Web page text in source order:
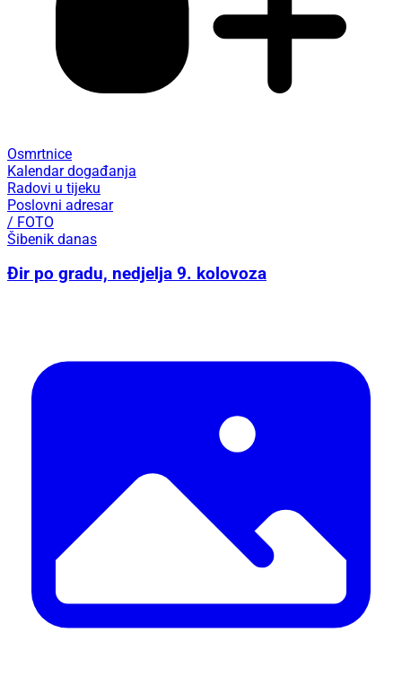
Osmrtnice
Kalendar događanja
Radovi u tijeku
Poslovni adresar
/ FOTO
Šibenik danas
Đir po gradu, nedjelja 9. kolovoza